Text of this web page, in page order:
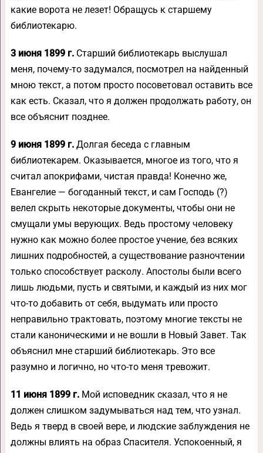
какие ворота не лезет! Обращусь к старшему
библиотекарю.
3 июня 1899 г.Старший библиотекарь выслушал
меня, почему-то задумался, посмотрел на найденный
мною текст, а потом просто посоветовал оставить все
как есть. Сказал, что я должен продолжать работу, он
все объяснит позднее.
9 июня 1899 г.Долгая беседа с главным
библиотекарем. Оказывается, многое из того, что я
считал апокрифами, чистая правда! Конечно же,
Евангелие — богоданный текст, и сам Господь (?)
велел скрыть некоторые документы, чтобы они не
смущали умы верующих. Ведь простому человеку
нужно как можно более простое учение, без всяких
лишних подробностей, а существование разночтении
только способствует расколу. Апостолы были всего
лишь людьми, пусть и святыми, и каждый из них мог
что-то добавить от себя, выдумать или просто
неправильно трактовать, поэтому многие тексты не
стали каноническими и не вошли в Новый Завет. Так
объяснил мне старший библиотекарь. Это все
разумно и логично, но что-то меня тревожит.
11 июня 1899 г. Мой исповедник сказал, что я не
должен слишком задумываться над тем, что узнал.
Ведь я тверд в своей вере, и людские заблуждения не
должны влиять на образ Спасителя. Успокоенный, я